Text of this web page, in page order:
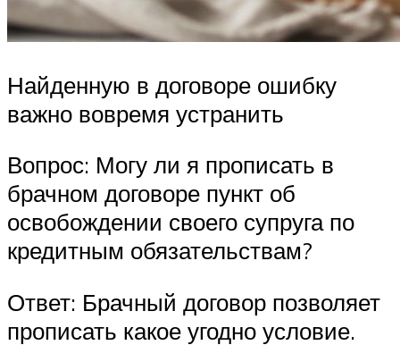
Найденную в договоре ошибку
важно вовремя устранить
Вопрос: Могу ли я прописать в
брачном договоре пункт об
освобождении своего супруга по
кредитным обязательствам?
Ответ: Брачный договор позволяет
прописать какое угодно условие.